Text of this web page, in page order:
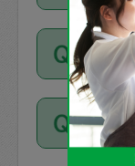
利用く
は、
の上事
お、3
いませ
11種
身が価
タスカ
があり
値、な
がって
支払い
お支払
Master
Diners
同じタ
合はお